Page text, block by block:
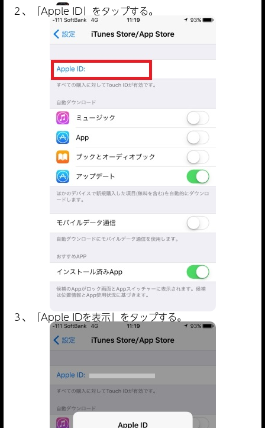
２、「Apple ID」をタップする。
３、「Apple IDを表示」をタップする。